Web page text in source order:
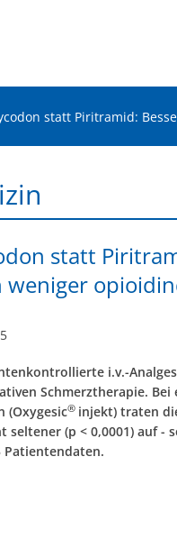
statt Piritramid:
statt
weniger
i.v.-
Schmerztherapie.
(Oxygesic® injekt) traten
seltener (p < 0,0001) auf -
Patientendaten.